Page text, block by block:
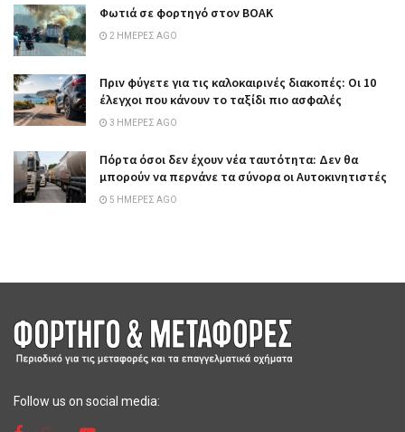
Φωτιά σε φορτηγό στον ΒΟΑΚ
2 ΗΜΈΡΕΣ AGO
Πριν φύγετε για τις καλοκαιρινές διακοπές: Οι 10
έλεγχοι που κάνουν το ταξίδι πιο ασφαλές
3 ΗΜΈΡΕΣ AGO
Πόρτα όσοι δεν έχουν νέα ταυτότητα: Δεν θα
μπορούν να περνάνε τα σύνορα οι Αυτοκινητιστές
5 ΗΜΈΡΕΣ AGO
Follow us on social media: